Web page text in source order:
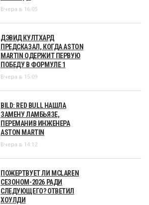
Вчера в 16:05
ДЭВИД КУЛТХАРД
ПРЕДСКАЗАЛ, КОГДА ASTON
MARTIN ОДЕРЖИТ ПЕРВУЮ
ПОБЕДУ В ФОРМУЛЕ 1
Вчера в 15:09
BILD: RED BULL НАШЛА
ЗАМЕНУ ЛАМБЬЯЗЕ,
ПЕРЕМАНИВ ИНЖЕНЕРА
ASTON MARTIN
Вчера в 14:12
ПОЖЕРТВУЕТ ЛИ MCLAREN
СЕЗОНОМ-2026 РАДИ
СЛЕДУЮЩЕГО? ОТВЕТИЛ
ХОУЛДИ